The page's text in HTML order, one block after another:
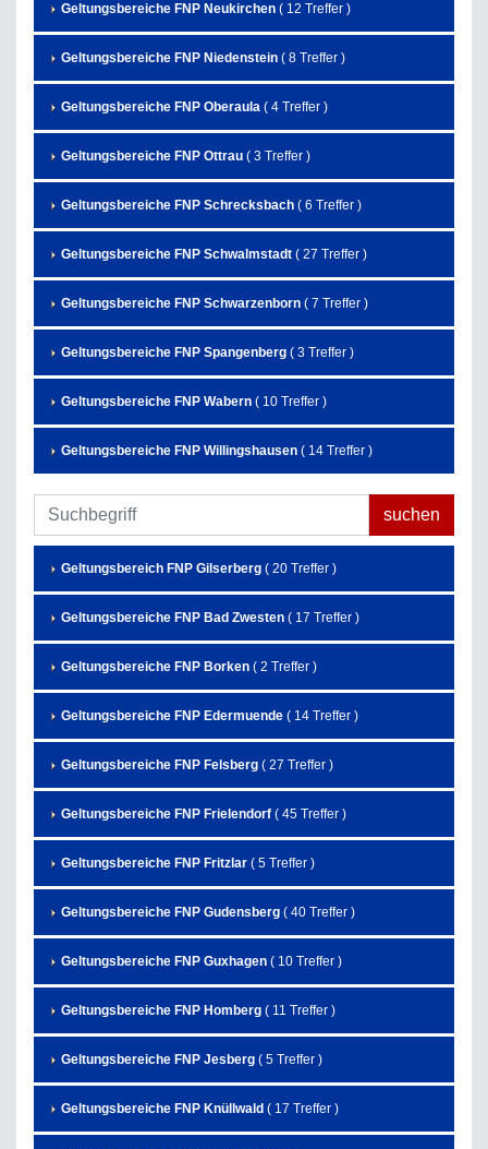
Geltungsbereiche FNP Neukirchen ( 12 Treffer )
Geltungsbereiche FNP Niedenstein ( 8 Treffer )
Geltungsbereiche FNP Oberaula ( 4 Treffer )
Geltungsbereiche FNP Ottrau ( 3 Treffer )
Geltungsbereiche FNP Schrecksbach ( 6 Treffer )
Geltungsbereiche FNP Schwalmstadt ( 27 Treffer )
Geltungsbereiche FNP Schwarzenborn ( 7 Treffer )
Geltungsbereiche FNP Spangenberg ( 3 Treffer )
Geltungsbereiche FNP Wabern ( 10 Treffer )
Geltungsbereiche FNP Willingshausen ( 14 Treffer )
Geltungsbereich FNP Gilserberg ( 20 Treffer )
Geltungsbereiche FNP Bad Zwesten ( 17 Treffer )
Geltungsbereiche FNP Borken ( 2 Treffer )
Geltungsbereiche FNP Edermuende ( 14 Treffer )
Geltungsbereiche FNP Felsberg ( 27 Treffer )
Geltungsbereiche FNP Frielendorf ( 45 Treffer )
Geltungsbereiche FNP Fritzlar ( 5 Treffer )
Geltungsbereiche FNP Gudensberg ( 40 Treffer )
Geltungsbereiche FNP Guxhagen ( 10 Treffer )
Geltungsbereiche FNP Homberg ( 11 Treffer )
Geltungsbereiche FNP Jesberg ( 5 Treffer )
Geltungsbereiche FNP Knüllwald ( 17 Treffer )